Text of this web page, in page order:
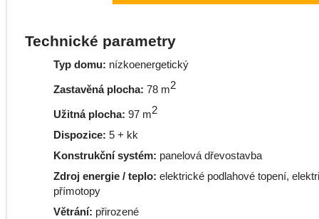
Technické parametry
Typ domu: nízkoenergetický
Zastavěná plocha: 78 m2
Užitná plocha: 97 m2
Dispozice: 5 + kk
Konstrukční systém: panelová dřevostavba
Zdroj energie / teplo: elektrické podlahové topení,
přímotopy
Větrání: přirozené